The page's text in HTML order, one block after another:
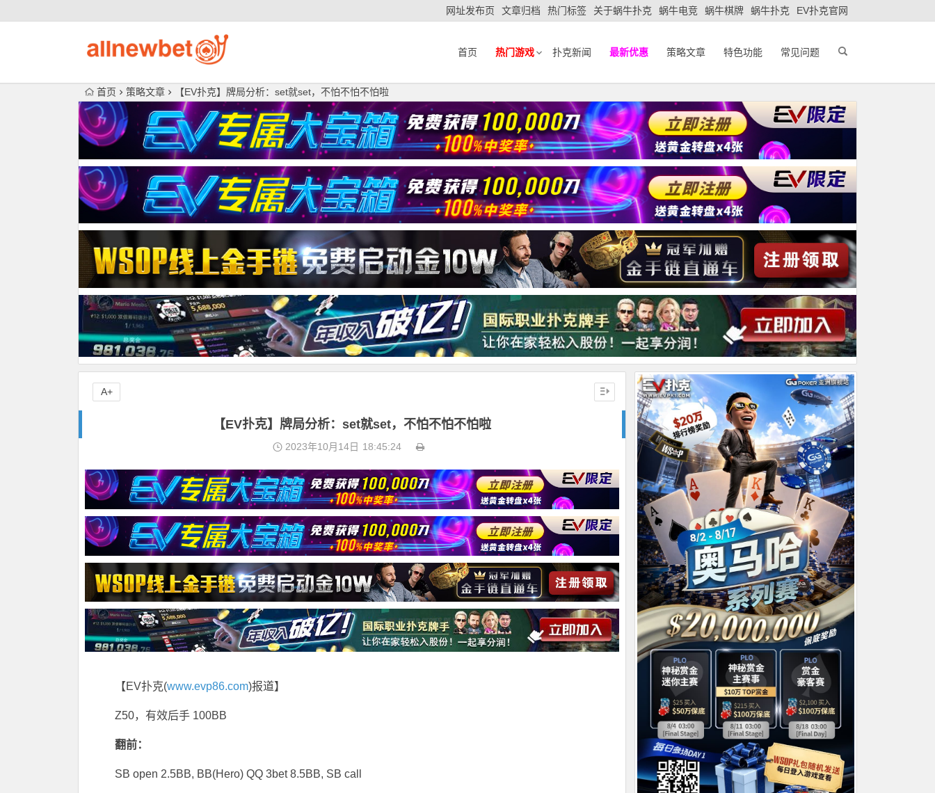
网址发布页 文章归档 热门标签 关于蜗牛扑克 蜗牛电竞 蜗牛棋牌 蜗牛扑克 EV扑克官网
首页 热门游戏 扑克新闻 最新优惠 策略文章 特色功能 常见问题
首页 策略文章 【EV扑克】牌局分析：set就set，不怕不怕不怕啦
【EV扑克】牌局分析：set就set，不怕不怕不怕啦
2023年10月14日 18:45:24
【EV扑克(www.evp86.com)报道】
Z50，有效后手 100BB
翻前：
SB open 2.5BB, BB(Hero) QQ 3bet 8.5BB, SB call
A+